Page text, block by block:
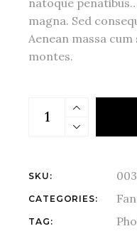
magna. Sed
Aenean massa
montes.
SKU:
CATEGORIES:
TAG: